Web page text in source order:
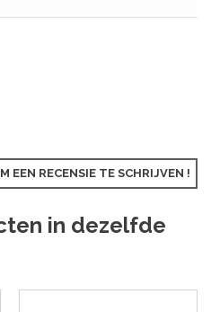
EEN RECENSIE TE SCHRIJVEN !
in dezelfde